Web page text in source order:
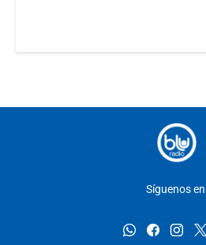
Síguenos
whatsappfacebook